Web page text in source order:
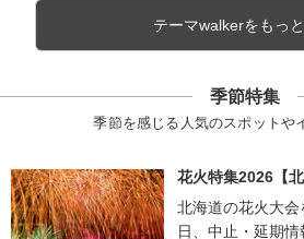
テーマwalkerをもっ
季節特集
季節を感じる人気のスポットや
花火特集2026【北
北海道の花火大
日、中止・延期